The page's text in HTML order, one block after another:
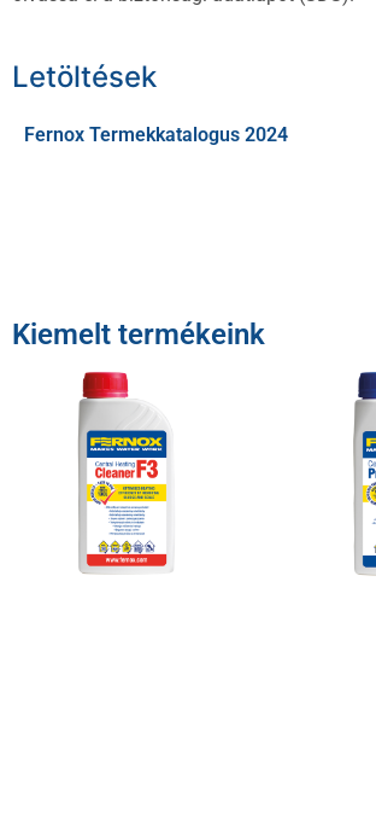
Letöltések
Fernox Termekkatalogus 2024
Kiemelt termékeink